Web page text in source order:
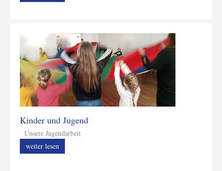
Kinder und Jugend
Unsere Jugendarbeit
weiter lesen